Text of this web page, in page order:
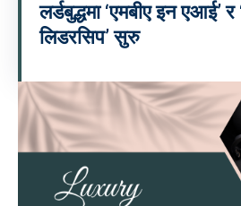
लर्डबुद्धमा ‘एमबीए इन एआई’
लिडरसिप’ सुरु